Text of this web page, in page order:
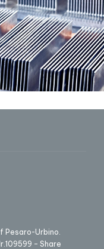
Pesaro-Urbino.
– Share